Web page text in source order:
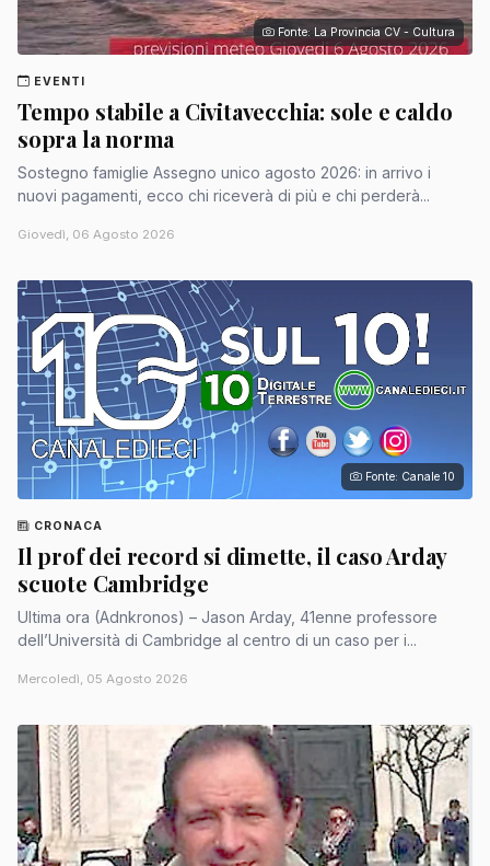
Fonte: La Provincia CV - Cultura
EVENTI
Tempo stabile a Civitavecchia: sole e caldo
sopra la norma
Sostegno famiglie Assegno unico agosto 2026: in arrivo i
nuovi pagamenti, ecco chi riceverà di più e chi perderà...
Giovedì, 06 Agosto 2026
Fonte: Canale 10
CRONACA
Il prof dei record si dimette, il caso Arday
scuote Cambridge
Ultima ora (Adnkronos) – Jason Arday, 41enne professore
dell’Università di Cambridge al centro di un caso per i...
Mercoledì, 05 Agosto 2026